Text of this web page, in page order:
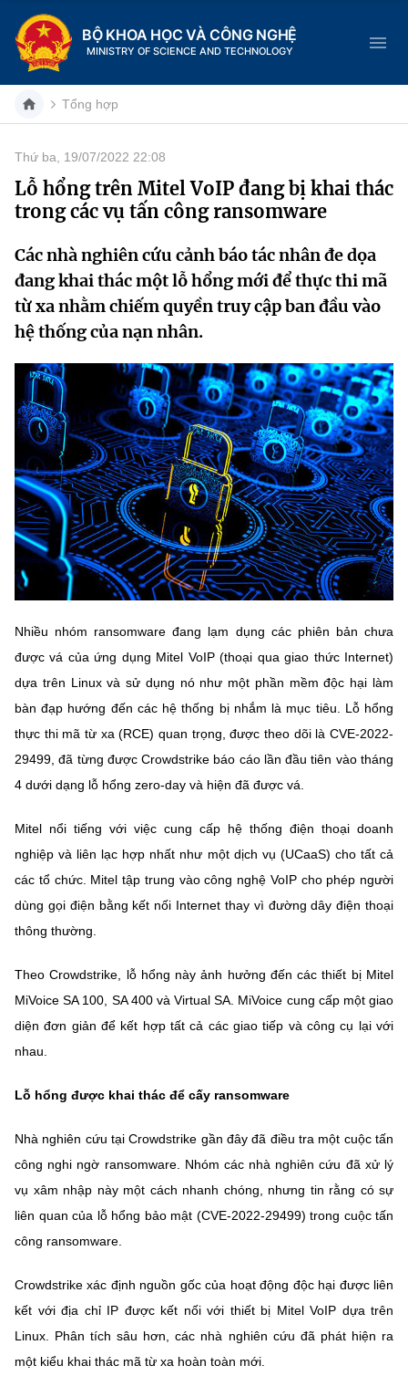
BỘ KHOA HỌC VÀ CÔNG NGHỆ
MINISTRY OF SCIENCE AND TECHNOLOGY
Danh mục
Trang chủ
Giới thiệu
Chức năng nhiệm vụ
Cơ cấu tổ chức
Lịch sử phát triển
Sở Khoa học và Công nghệ
Tin tức sự kiện
Khoa học và Công nghệ
Đổi mới sáng tạo
Chuyển đổi số
Bưu chính, Viễn thông
Sở hữu trí tuệ
Tiêu chuẩn, đo lường, chất lượng
Tin tổng hợp
Tin địa phương
Dịch vụ công
Hệ thống văn bản
Văn bản QPPL
Văn bản chỉ đạo điều hành
Lấy ý kiến người dân về dự thảo VBQPPL
MST IOFFICE
THỐNG KÊ
Khoa học và Công nghệ
Đổi mới sáng tạo
Chuyển đổi số
Tiêu chuẩn, đo lường, chất lượng
Năng lượng nguyên tử
Multimedia
THƯ ĐIỆN TỬ
Khác
Videos
Infographic
Ảnh
Nhiệm vụ trọng tâm
Chọn ngôn ngữ
Vietnamese English
MINISTRY OF SCIENCE AND TECHNOLOGY
Điều khoản sử dụng Theo dõi MST: Góp ý
Chịu trách nhiệm nội dung: Nguyễn Thị Hải Hằng
Địa chỉ: Ban Biên tập Cổng TTĐT - 18 Nguyễn Du, TP. Hà Nội
Điện thoại: 024 3936 9506
Email:stc@mst.gov.vn
©2026 Bản quyền thuộc Bộ Khoa Học và Công Nghệ
website này)
Tổng hợp
Thứ ba, 19/07/2022 22:08
Lỗ hổng trên Mitel VoIP đang bị khai thác
trong các vụ tấn công ransomware
Các nhà nghiên cứu cảnh báo tác nhân đe dọa
đang khai thác một lỗ hổng mới để thực thi mã
từ xa nhằm chiếm quyền truy cập ban đầu vào
hệ thống của nạn nhân.
Nhiều nhóm ransomware đang lạm dụng các phiên bản chưa
được vá của ứng dụng Mitel VoIP (thoại qua giao thức Internet)
dựa trên Linux và sử dụng nó như một phần mềm độc hại làm
bàn đạp hướng đến các hệ thống bị nhắm là mục tiêu. Lỗ hổng
thực thi mã từ xa (RCE) quan trọng, được theo dõi là CVE-2022-
29499, đã từng được Crowdstrike báo cáo lần đầu tiên vào tháng
4 dưới dạng lỗ hổng zero-day và hiện đã được vá.
Mitel nổi tiếng với việc cung cấp hệ thống điện thoại doanh
nghiệp và liên lạc hợp nhất như một dịch vụ (UCaaS) cho tất cả
các tổ chức. Mitel tập trung vào công nghệ VoIP cho phép người
dùng gọi điện bằng kết nối Internet thay vì đường dây điện thoại
thông thường.
Theo Crowdstrike, lỗ hổng này ảnh hưởng đến các thiết bị Mitel
MiVoice SA 100, SA 400 và Virtual SA. MiVoice cung cấp một giao
diện đơn giản để kết hợp tất cả các giao tiếp và công cụ lại với
nhau.
Lỗ hổng được khai thác để cấy ransomware
Nhà nghiên cứu tại Crowdstrike gần đây đã điều tra một cuộc tấn
công nghi ngờ ransomware. Nhóm các nhà nghiên cứu đã xử lý
vụ xâm nhập này một cách nhanh chóng, nhưng tin rằng có sự
liên quan của lỗ hổng bảo mật (CVE-2022-29499) trong cuộc tấn
công ransomware.
Crowdstrike xác định nguồn gốc của hoạt động độc hại được liên
kết với địa chỉ IP được kết nối với thiết bị Mitel VoIP dựa trên
Linux. Phân tích sâu hơn, các nhà nghiên cứu đã phát hiện ra
một kiểu khai thác mã từ xa hoàn toàn mới.